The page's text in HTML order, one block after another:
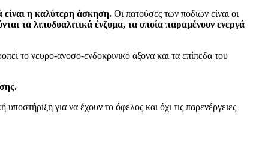
η καλύτερη άσκηση. Οι πατούσες των ποδιών είναι οι
τα λιποδυαλιτικά ένζυμα, τα οποία παραμένουν ενεργά
το νευρο-ανοσο-ενδοκρινικό άξονα και τα επίπεδα του
υποστήριξη για να έχουν το όφελος και όχι τις παρενέργειες